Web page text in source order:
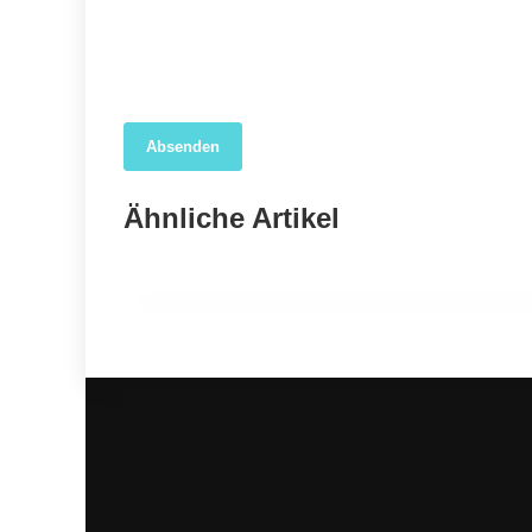
Absenden
Ähnliche Artikel
Forscher nutzen KI, um das wahre Ausmaß der